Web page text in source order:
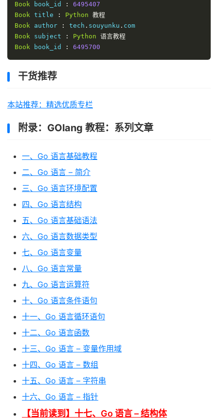
/* 打印 Book2 信息 */
   printBook
(&Book2
}
func printBook
book Books )
   fmt
.Printf ( "Book title : %s\n"
);
   fmt
.Printf
Book book_id :
6495407
Book title : Python 教程
Book author : tech . souyunku .
Book subject : Python 语言教程
Book book_id : 6495700
干货推荐
本站推荐：精选优质专栏
附录：GOlang 教程：系列文章
一、Go 语言基础教程
二、Go 语言 – 简介
三、Go 语言环境配置
四、Go 语言结构
五、Go 语言基础语法
六、Go 语言数据类型
七、Go 语言变量
八、Go 语言常量
九、Go 语言运算符
十、Go 语言条件语句
十一、Go 语言循环语句
十二、Go 语言函数
十三、Go 语言 – 变量作用域
十四、Go 语言 – 数组
十五、Go 语言 – 字符串
十六、Go 语言 – 指针
【当前读到】十七、Go 语言 – 结构体